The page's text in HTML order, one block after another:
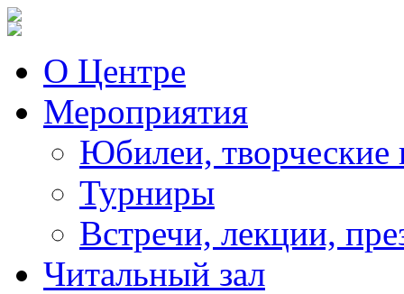
О Центре
Мероприятия
Юбилеи, творческие
Турниры
Встречи, лекции,
Читальный зал